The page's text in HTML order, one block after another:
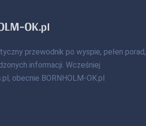
przewodnik po wyspie, pełen porad,
informacji. Wcześniej
obecnie BORNHOLM-OK.pl